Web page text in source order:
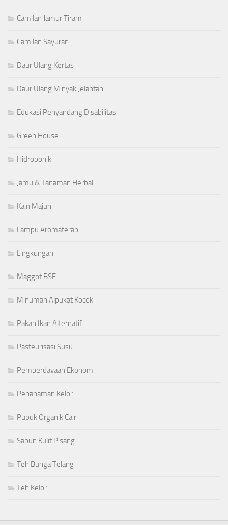
Camilan Jamur Tiram
Camilan Sayuran
Daur Ulang Kertas
Daur Ulang Minyak Jelantah
Edukasi Penyandang Disabilitas
Green House
Hidroponik
Jamu & Tanaman Herbal
Kain Majun
Lampu Aromaterapi
Lingkungan
Maggot BSF
Minuman Alpukat Kocok
Pakan Ikan Alternatif
Pasteurisasi Susu
Pemberdayaan Ekonomi
Penanaman Kelor
Pupuk Organik Cair
Sabun Kulit Pisang
Teh Bunga Telang
Teh Kelor